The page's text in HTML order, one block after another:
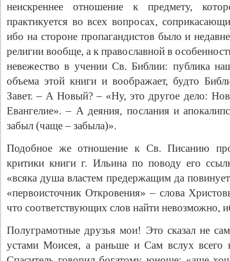
неискреннее отношение к предмету,
практикуется во всех вопросах,
ибо на стороне пропагандистов было и
религии вообще, а к православной в
невежество в учении Св. Библии: публика
объема этой книги и воображает, будто
Завет. – А Новый? – «Ну, это другое дело:
Евангелие». – А деяния, послания и
забыл (чаще – забыла)».
Подобное же отношение к Св. Писанию
критики книги г. Ильина по поводу его
«всяка душа властем предержащим да
«первоисточник Откровения» – слова
что соответствующих слов найти невозможно,
Полуграмотные друзья мои! Это сказал не
устами Моисея, а раньше и Сам вслух всего